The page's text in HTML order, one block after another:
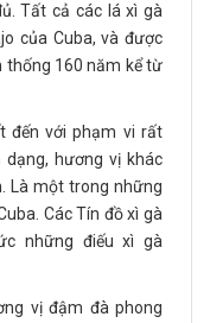
Tất cả các lá xì gà
của Cuba, và được
thống 160 năm kể từ
đến với phạm vi rất
hương vị khác
Là một trong những
Các Tín đồ xì gà
những điếu xì gà
vị đậm đà phong